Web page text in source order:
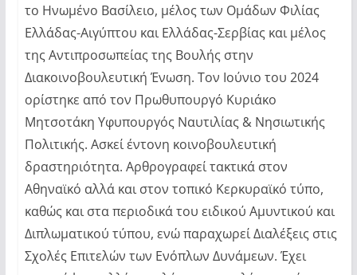
το Ηνωμένο Βασίλειο, μέλος των Ομάδων Φιλίας
Ελλάδας-Αιγύπτου και Ελλάδας-Σερβίας και μέλος
της Αντιπροσωπείας της Βουλής στην
Διακοινοβουλευτική Ένωση. Τον Ιούνιο του 2024
ορίστηκε από τον Πρωθυπουργό Κυριάκο
Μητσοτάκη Υφυπουργός Ναυτιλίας & Νησιωτικής
Πολιτικής. Ασκεί έντονη κοινοβουλευτική
δραστηριότητα. Αρθρογραφεί τακτικά στον
Αθηναϊκό αλλά και στον τοπικό Κερκυραϊκό τύπο,
καθώς και στα περιοδικά του ειδικού Αμυντικού και
Διπλωματικού τύπου, ενώ παραχωρεί Διαλέξεις στις
Σχολές Επιτελών των Ενόπλων Δυνάμεων. Έχει